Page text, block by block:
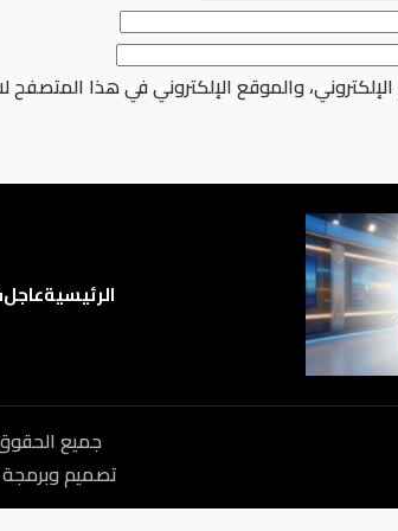
والموقع الإلكتروني في هذا المتصفح
الرئيسيةعاجل
جميع الحقوق محفوظة
تصميم وبرمجة © 2026عالم واحد للإعلام